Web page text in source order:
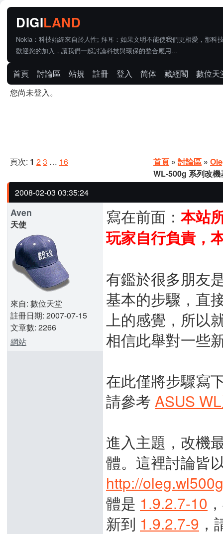
Nokia：科技始終來自於人性; 拜耳：如果文明不能使我們更相愛，那科
歡迎您的加入，讓我們一起討論科技與環保的整合應用...
首頁 討論區 站規 註冊 登入 简体 藏經閣
數位天
您尚未登入。
頁次: 1 23 … 16 首頁 » 討論區 »
WL-500g 系列改機
2008-02-03 03:35:24
Aven
天使
來自: 數位天堂
註冊日期: 2007-07-15
文章數: 2266
網站
寫在前面： 本站
玩家自行負責，
有鑑於很多朋友
基本的步驟，直
上的感覺，所以
相信此舉對一些
在此僅將步驟寫
請參考 ASUS
進入主題，改機
體。這裡討論皆
http://
體是 1.9.2.7-10
新到 1.9.2.7-9